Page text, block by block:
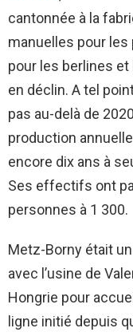
cantonnée à la
manuelles pour
pour les berlines
en déclin. A tel
pas au-delà de
production
encore dix ans à
Ses effectifs ont
personnes à 1 300.
Metz-Borny était
avec l’usine de
Hongrie pour
ligne initié depuis